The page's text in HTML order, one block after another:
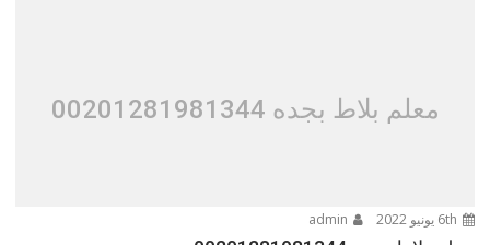
معلم بلاط بجده 00201281981344